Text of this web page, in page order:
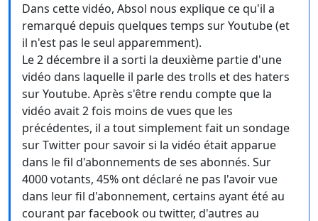
Dans cette vidéo, Absol nous explique ce qu'il a
remarqué depuis quelques temps sur Youtube (et
il n'est pas le seul apparemment).
Le 2 décembre il a sorti la deuxième partie d'une
vidéo dans laquelle il parle des trolls et des haters
sur Youtube. Après s'être rendu compte que la
vidéo avait 2 fois moins de vues que les
précédentes, il a tout simplement fait un sondage
sur Twitter pour savoir si la vidéo était apparue
dans le fil d'abonnements de ses abonnés. Sur
4000 votants, 45% ont déclaré ne pas l'avoir vue
dans leur fil d'abonnement, certains ayant été au
courant par facebook ou twitter, d'autres au